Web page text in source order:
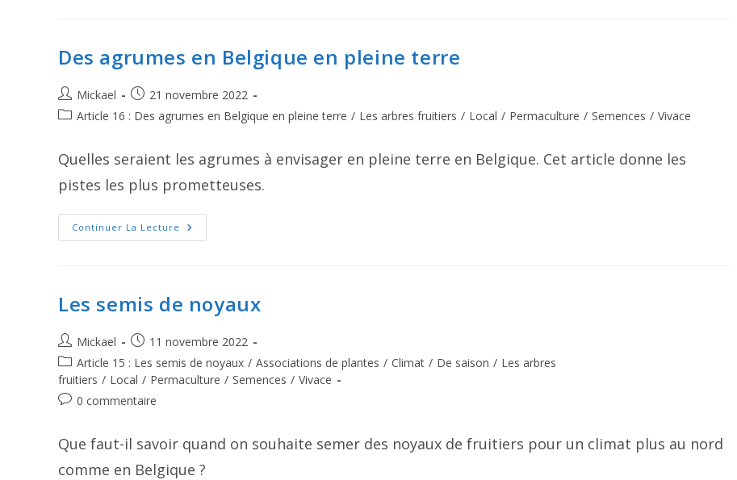
Des agrumes en Belgique en pleine terre
Auteur/autrice
de
Mickael
Publication
publiée :
21 novembre 2022
PostArticle 16 : Des agrumes en Belgique en pleine terre / Les arbres fruitiers / Local / Permaculture / Semences / Vivace
Quelles seraient les agrumes à envisager en pleine terre en Belgique. Cet article donne les
pistes les plus prometteuses.
Continuer La Lecture Des
Agrumes
Les semis de noyaux
Auteur/autrice
de
la
publication :
Mickael
Publication
publiée :
11 novembre 2022
Post
category:
Article 15 : Les semis de noyaux / Associations de plantes / Climat / De saison / Les arbres
fruitiers / Local / Permaculture / Semences / Vivace
Commentaires
publication :
0 commentaire
Que faut-il savoir quand on souhaite semer des noyaux de fruitiers pour un climat plus au nord
comme en Belgique ?